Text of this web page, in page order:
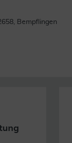
Bempflingen